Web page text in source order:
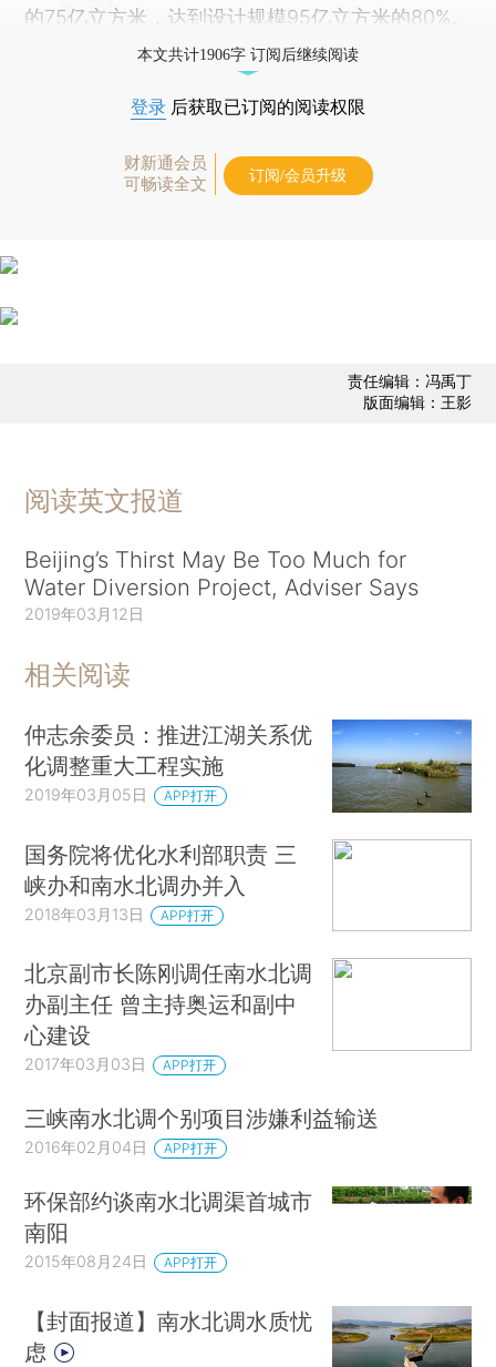
的75亿立方米，达到设计规模95亿立方米的80%。
本文共计1906字 订阅后继续阅读
登录 后获取已订阅的阅读权限
财新通会员
可畅读全文
订阅/会员升级
责任编辑：冯禹丁
版面编辑：王影
阅读英文报道
Beijing’s Thirst May Be Too Much for
Water Diversion Project, Adviser Says
2019年03月12日
相关阅读
仲志余委员：推进江湖关系优
化调整重大工程实施
2019年03月05日 APP打开
国务院将优化水利部职责 三
峡办和南水北调办并入
2018年03月13日 APP打开
北京副市长陈刚调任南水北调
办副主任 曾主持奥运和副中
心建设
2017年03月03日 APP打开
三峡南水北调个别项目涉嫌利益输送
2016年02月04日 APP打开
环保部约谈南水北调渠首城市
南阳
2015年08月24日 APP打开
【封面报道】南水北调水质忧
虑